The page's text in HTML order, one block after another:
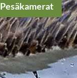
Pesäkamerat